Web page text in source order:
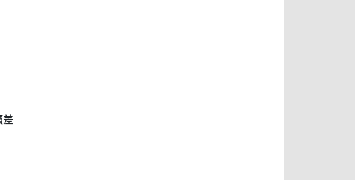
差